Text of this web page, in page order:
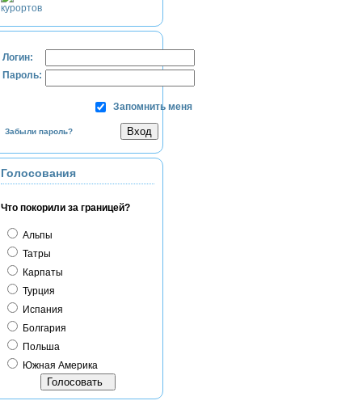
курортов
Логин:
Пароль:
Запомнить меня
Забыли пароль?
Голосования
Что покорили за границей?
Альпы
Татры
Карпаты
Турция
Испания
Болгария
Польша
Южная Америка